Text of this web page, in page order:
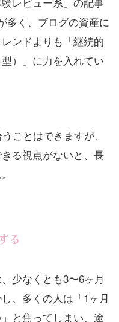
多く、ブログの資産に
ンドよりも「継続的
）」に力を入れてい
ことはできますが、
る視点がないと、長
る
少なくとも3〜6ヶ月
、多くの人は「1ヶ月
と焦ってしまい、途